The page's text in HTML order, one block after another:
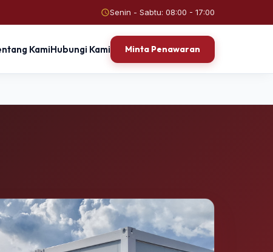
Senin - Sabtu: 08:00 - 17:00
KamiHubungi Kami Minta Penawaran